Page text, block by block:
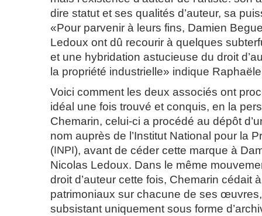
dire statut et ses qualités d’auteur, sa
«Pour parvenir à leurs fins, Damien
Ledoux ont dû recourir à quelques
et une hybridation astucieuse du droit
la propriété industrielle» indique
Voici comment les deux associés ont
idéal une fois trouvé et conquis, en la
Chemarin, celui-ci a procédé au dépôt
nom auprès de l’Institut National pour la
(INPI), avant de céder cette marque à
Nicolas Ledoux. Dans le même
droit d’auteur cette fois, Chemarin cédait
patrimoniaux sur chacune de ses
subsistant uniquement sous forme